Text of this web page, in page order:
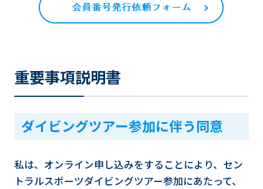
重要事項説明書
ダイビングツアー参加に伴う同意
私は、オンライン申し込みをすることにより、セン
トラルスポーツダイビングツアー参加にあたって、